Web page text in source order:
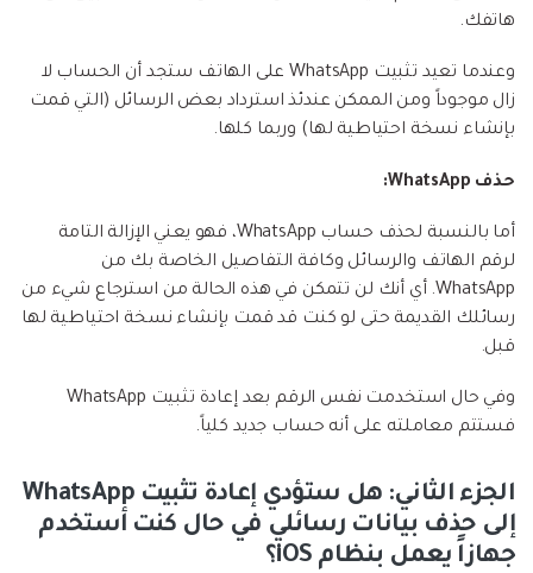
هاتفك.
وعندما تعيد تثبيت WhatsApp على الهاتف ستجد أن الحساب لا
زال موجوداً ومن الممكن عندئذ استرداد بعض الرسائل (التي قمت
بإنشاء نسخة احتياطية لها) وربما كلها.
حذف WhatsApp:
أما بالنسبة لحذف حساب WhatsApp، فهو يعني الإزالة التامة
لرقم الهاتف والرسائل وكافة التفاصيل الخاصة بك من
WhatsApp. أي أنك لن تتمكن في هذه الحالة من استرجاع شيء من
رسائلك القديمة حتى لو كنت قد قمت بإنشاء نسخة احتياطية لها
قبل.
وفي حال استخدمت نفس الرقم بعد إعادة تثبيت WhatsApp
فستتم معاملته على أنه حساب جديد كلياً.
الجزء الثاني: هل ستؤدي إعادة تثبيت WhatsApp
إلى حذف بيانات رسائلي في حال كنت أستخدم
جهازاً يعمل بنظام iOS؟